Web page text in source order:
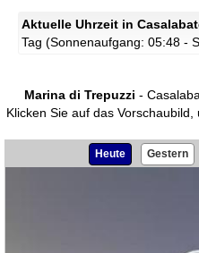
Aktuelle Uhrzeit in
Tag (Sonnenaufgang: 05:48 -
Marina di Trepuzzi -
Klicken Sie auf das
Heute Gestern